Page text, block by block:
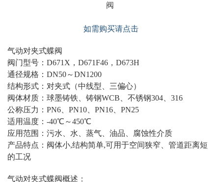
阀
如需购买请点击
气动对夹式蝶阀
阀门型号：D671X，D671F46，D673H
通径规格：DN50～DN1200
结构形式：对夹式（中线型、三偏心）
阀体材质：球墨铸铁、铸钢WCB、不锈钢304、316
公称压力：PN6、PN10、PN16、PN25
适用温度：-40℃～450℃
应用范围：污水、水、蒸气、油品、腐蚀性介质
产品特点：阀体小,结构简单,可用于空间狭窄、管道距离短
的工况
气动对夹式蝶阀概述：